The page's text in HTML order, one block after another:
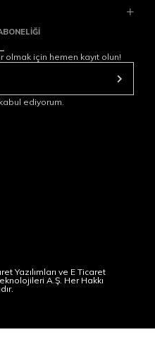
için hemen kayıt olun!
ediyorum.
Yazılımları ve E Ticaret
A.Ş. Her Hakkı